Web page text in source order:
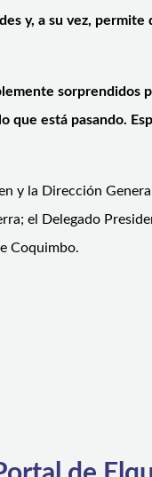
y, a su vez,
sorprendidos
que está pasando.
y la Dirección
el Delegado
Coquimbo.